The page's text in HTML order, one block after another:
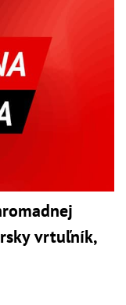
vrtuľník,